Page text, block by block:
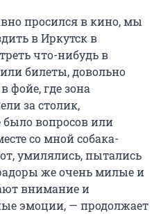
просился в кино, мы
в Иркутск в
что-нибудь в
билеты, довольно
фойе, где зона
за столик,
было вопросов или
со мной собака-
умилялись, пытались
же очень милые и
внимание и
эмоции, — продолжает